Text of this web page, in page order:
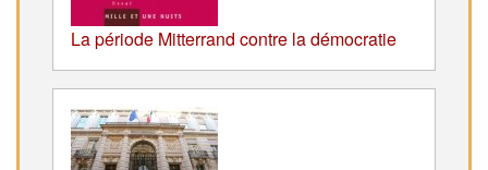
La période Mitterrand contre la démocratie